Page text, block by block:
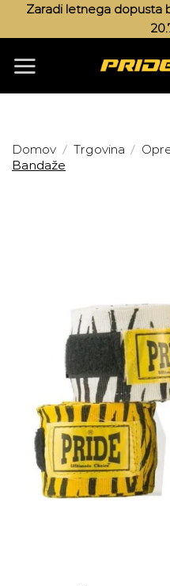
SkočiZaradi letnega dopusta
Domov / Trgovina /
Bandaže